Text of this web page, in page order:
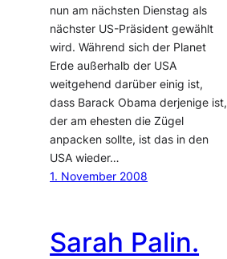
nun am nächsten Dienstag als
nächster US-Präsident gewählt
wird. Während sich der Planet
Erde außerhalb der USA
weitgehend darüber einig ist,
dass Barack Obama derjenige ist,
der am ehesten die Zügel
anpacken sollte, ist das in den
USA wieder…
1. November 2008
Sarah Palin.